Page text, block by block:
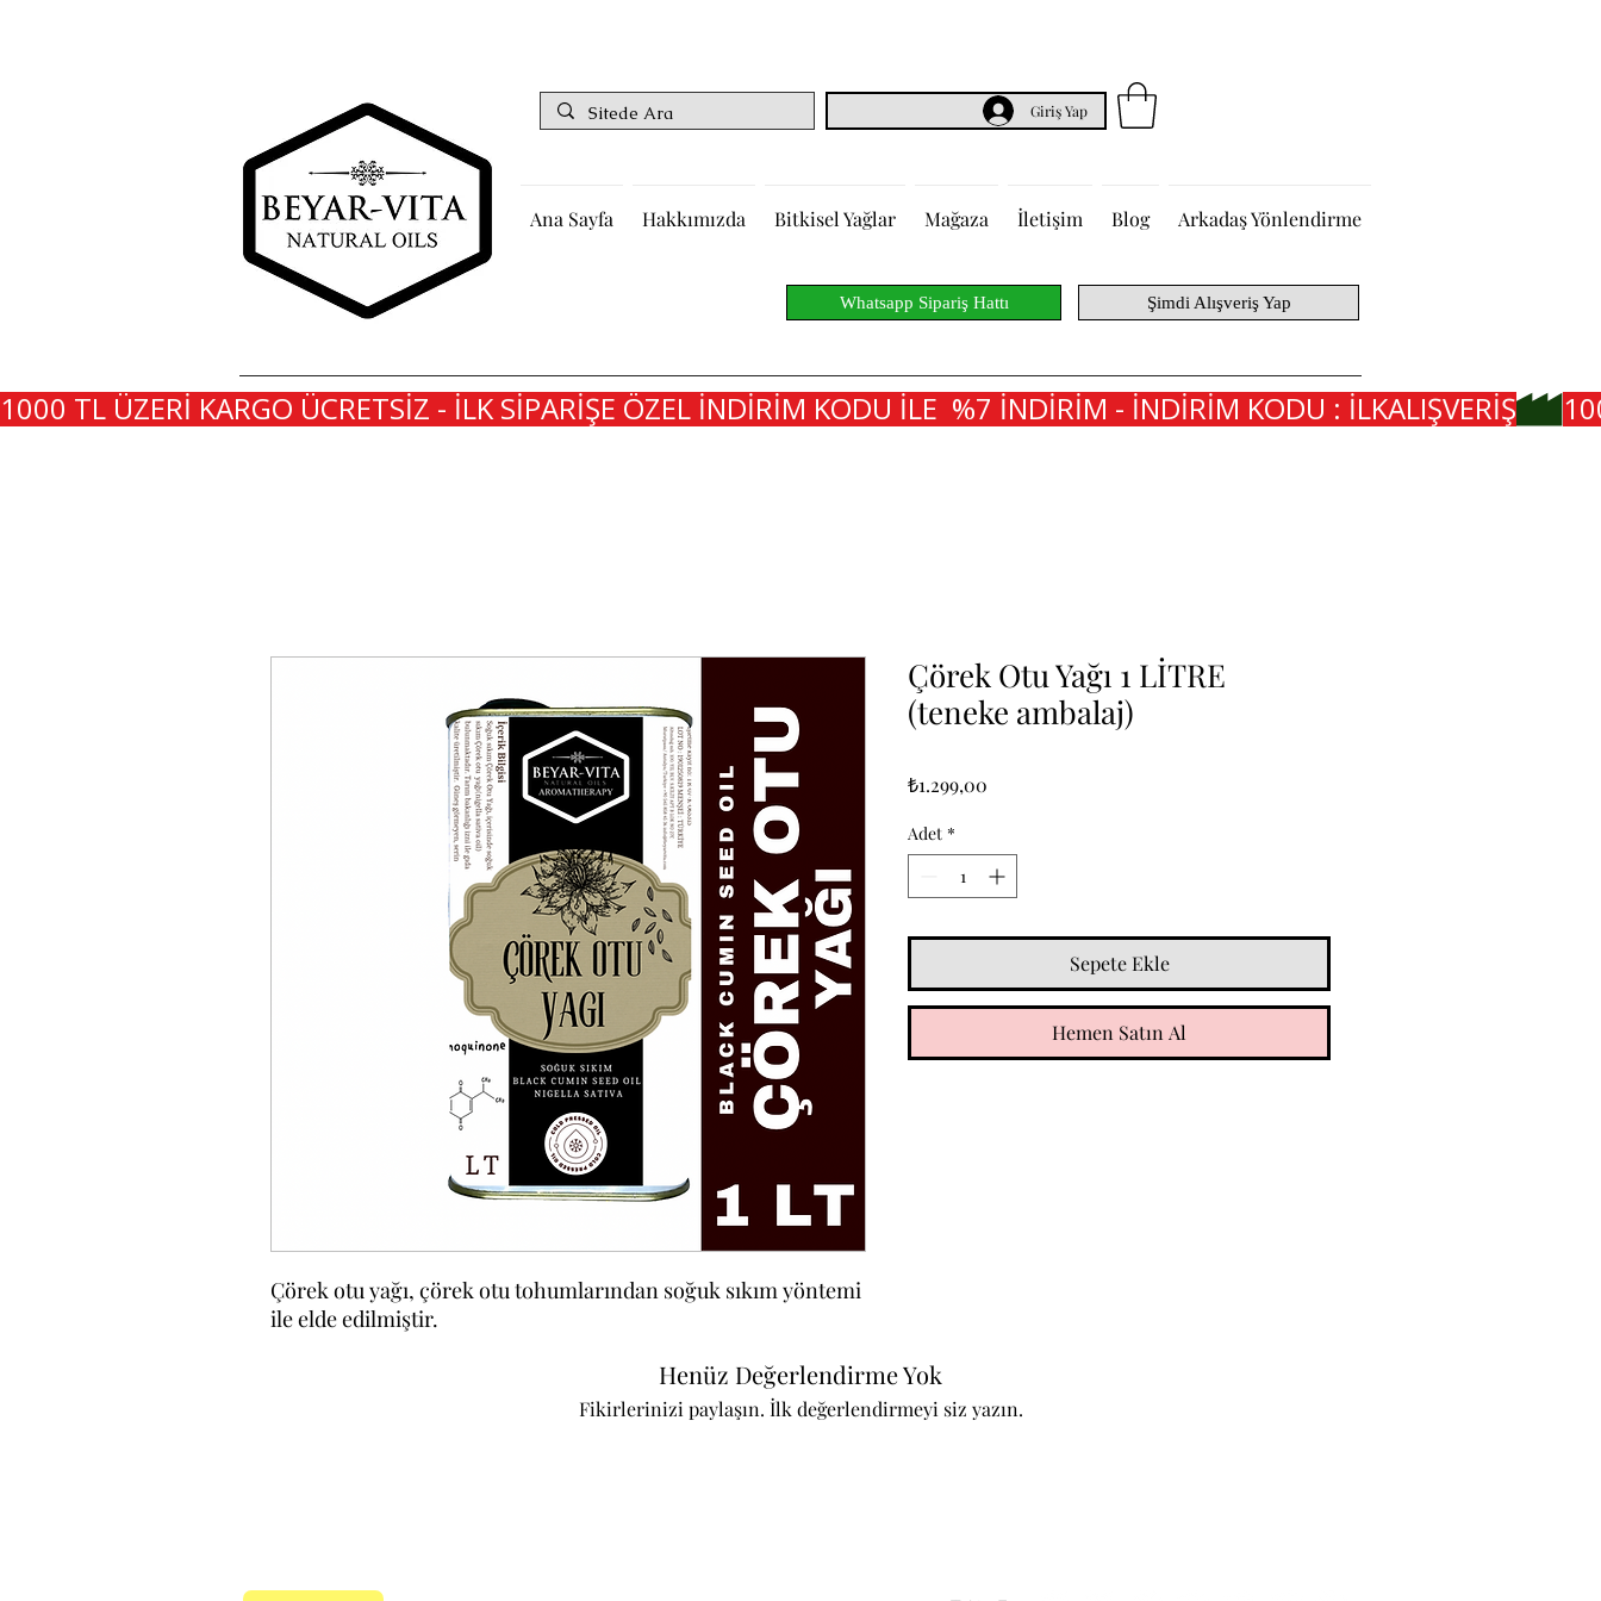
Giriş Yap
Ana Sayfa Hakkımızda Bitkisel Yağlar Mağaza İletişim Blog Arkadaş Yönlendirme
Whatsapp Sipariş Hattı Şimdi Alışveriş Yap
1000 TL ÜZERİ KARGO ÜCRETSİZ - İLK SİPARİŞE ÖZEL İNDİRİM KODU İLE  %7 İNDİRİM - İNDİRİM KODU : İLKALIŞVERİŞ
Çörek otu yağı, çörek otu tohumlarından soğuk sıkım yöntemi
ile elde edilmiştir.
Çörek Otu Yağı 1 LİTRE
(teneke ambalaj)
₺1.299,00
Adet *
Sepete Ekle
Hemen Satın Al
Henüz Değerlendirme Yok
Fikirlerinizi paylaşın. İlk değerlendirmeyi siz yazın.